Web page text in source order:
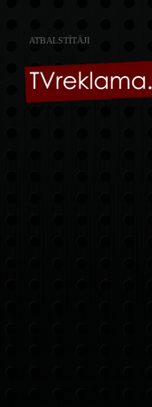
ATBALSTĪTĀJI